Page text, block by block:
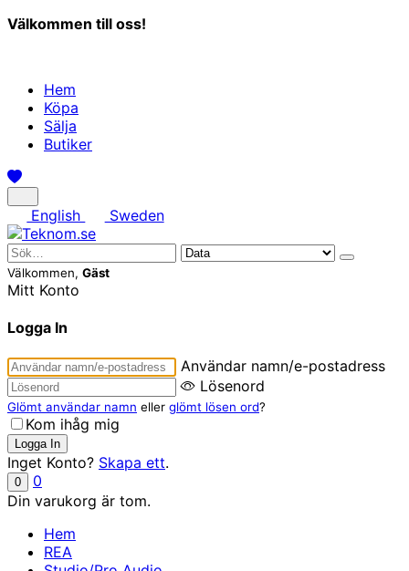
Välkommen till oss!
Hem
Köpa
Sälja
Butiker
English Sweden
Välkommen, Gäst
Mitt Konto
Logga In
Användar namn/e-postadress
Lösenord
Glömt användar namn eller glömt lösen ord?
Kom ihåg mig
Inget Konto? Skapa ett.
0
0
Din varukorg är tom.
Hem
REA